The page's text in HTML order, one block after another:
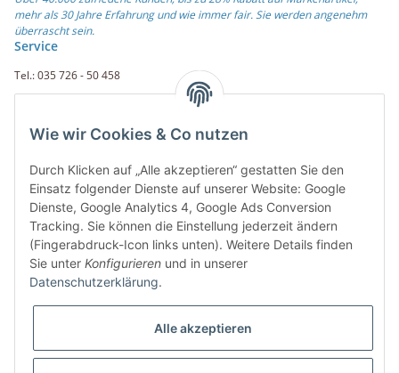
mehr als 30 Jahre Erfahrung und wie immer fair. Sie werden angenehm
überrascht sein.
Service
Tel.: 035 726 - 50 458
Weiterführende Links
Zahlungsarten
Rechnung
PayPal
Amazon Payment
Vorkasse
Überweisung
Wie wir Cookies & Co nutzen
Durch Klicken auf „Alle akzeptieren“ gestatten Sie den
Einsatz folgender Dienste auf unserer Website: Google
Dienste, Google Analytics 4, Google Ads Conversion
Tracking. Sie können die Einstellung jederzeit ändern
(Fingerabdruck-Icon links unten). Weitere Details finden
Sie unter Konfigurieren und in unserer
Datenschutzerklärung.
Alle akzeptieren